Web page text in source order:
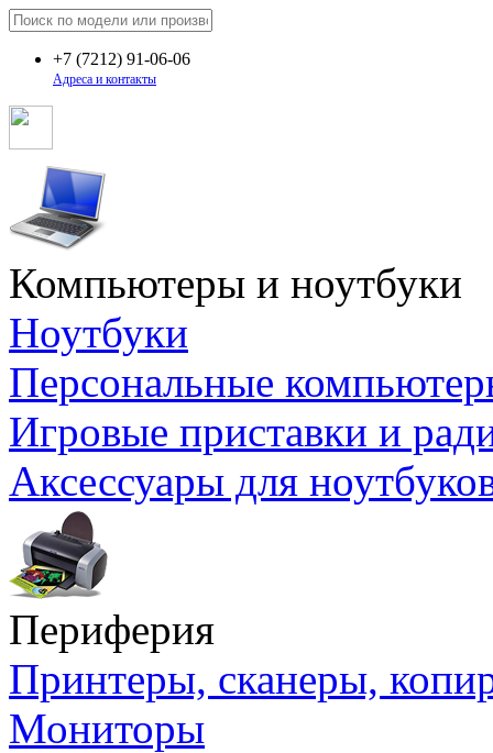
+7 (7212) 91-06-06
Адреса и контакты
Компьютеры и ноутбуки
Ноутбуки
Персональные
Игровые приставки и
Аксессуары для
Периферия
Принтеры, сканеры,
Мониторы